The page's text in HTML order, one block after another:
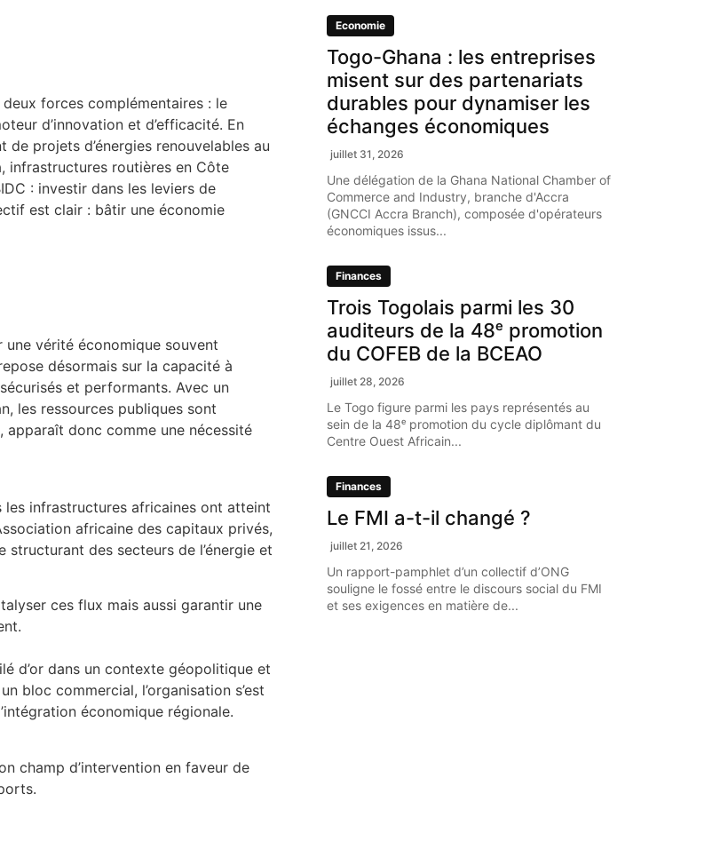
forces complémentaires : le
d’innovation et d’efficacité. En
de projets d’énergies renouvelables au
infrastructures routières en Côte
: investir dans les leviers de
est clair : bâtir une économie
vérité économique souvent
désormais sur la capacité à
et performants. Avec un
les ressources publiques sont
apparaît donc comme une nécessité
les infrastructures africaines ont atteint
africaine des capitaux privés,
des secteurs de l’énergie et
ces flux mais aussi garantir une
d’or dans un contexte géopolitique et
bloc commercial, l’organisation s’est
économique régionale.
champ d’intervention en faveur de
Economie
Togo-Ghana : les entreprises
misent sur des partenariats
durables pour dynamiser les
échanges économiques
juillet 31, 2026
Une délégation de la Ghana National Chamber of
Commerce and Industry, branche d'Accra
(GNCCI Accra Branch), composée d'opérateurs
économiques issus...
Finances
Trois Togolais parmi les 30
auditeurs de la 48ᵉ promotion
du COFEB de la BCEAO
juillet 28, 2026
Le Togo figure parmi les pays représentés au
sein de la 48ᵉ promotion du cycle diplômant du
Centre Ouest Africain...
Finances
Le FMI a-t-il changé ?
juillet 21, 2026
Un rapport-pamphlet d’un collectif d’ONG
souligne le fossé entre le discours social du FMI
et ses exigences en matière de...